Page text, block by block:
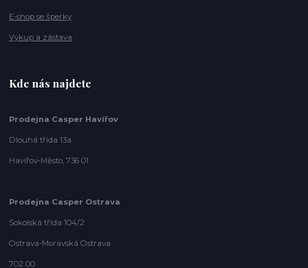
E-shop se šperky
Výkup a zástava
Kde nás najdete
Prodejna Casper Havířov
Dlouhá třída 13a
Havířov-Město, 736 01
Prodejna Casper Ostrava
Sokolská třída 104/2
Ostrava-Moravská Ostrava
702 00